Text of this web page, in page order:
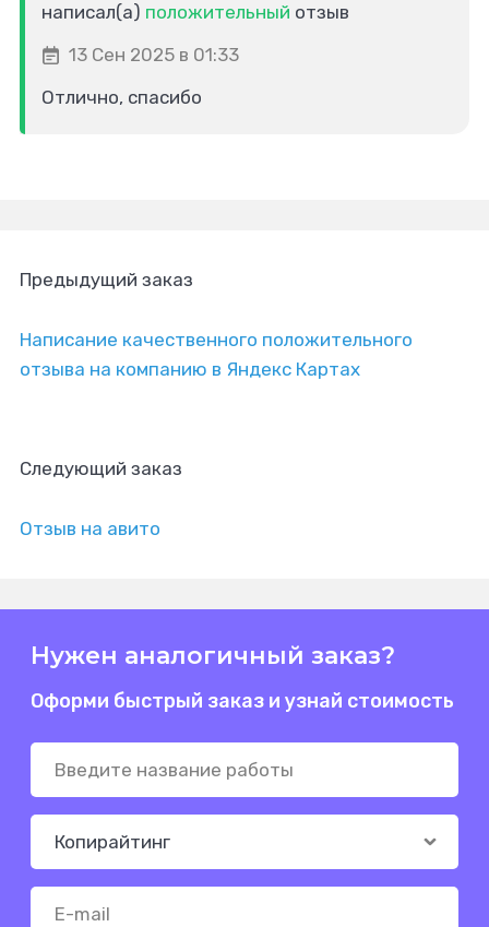
написал(а) положительный отзыв
13 Сен 2025 в 01:33
Отлично, спасибо
Предыдущий заказ
Написание качественного положительного
отзыва на компанию в Яндекс Картах
Следующий заказ
Отзыв на авито
Нужен аналогичный заказ?
Оформи быстрый заказ и узнай стоимость